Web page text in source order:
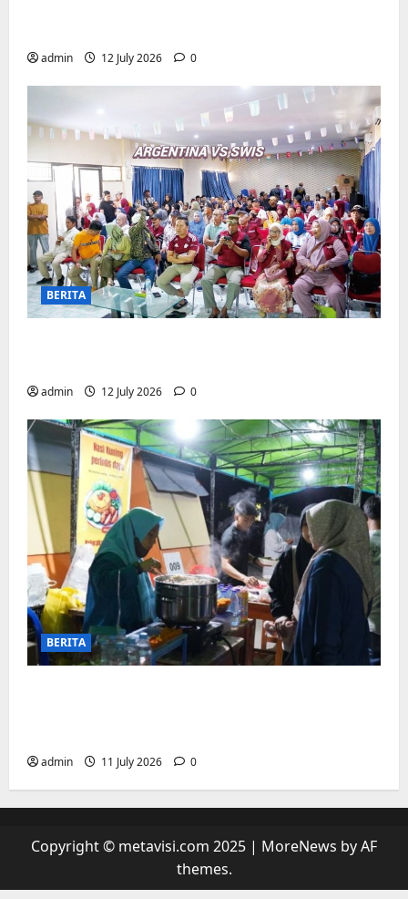
admin 12 July 2026 0
BERITA
admin 12 July 2026 0
BERITA
admin 11 July 2026 0
Copyright © metavisi.com 2025 | MoreNews by AF
themes.